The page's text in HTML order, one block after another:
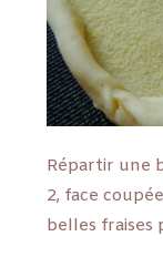
Répartir une
2, face
belles fraises